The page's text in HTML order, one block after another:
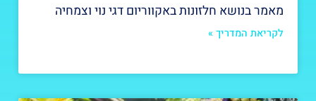
מאמר בנושא חלזונות באקווריום דגי נוי וצמחיה
לקריאת המדריך »